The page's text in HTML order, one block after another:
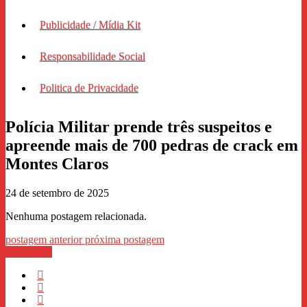
Publicidade / Mídia Kit
Responsabilidade Social
Politica de Privacidade
Polícia Militar prende três suspeitos e
apreende mais de 700 pedras de crack em
Montes Claros
24 de setembro de 2025
Nenhuma postagem relacionada.
postagem anteriorpróxima postagem